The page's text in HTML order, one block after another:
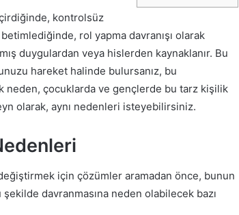
kontrolsüz
rol yapma davranışı olarak
duygulardan veya hislerden kaynaklanır. Bu
hareket halinde bulursanız, bu
neden, çocuklarda ve gençlerde bu tarz kişilik
olarak, aynı nedenleri isteyebilirsiniz.
için çözümler aramadan önce, bunun
davranmasına neden olabilecek bazı